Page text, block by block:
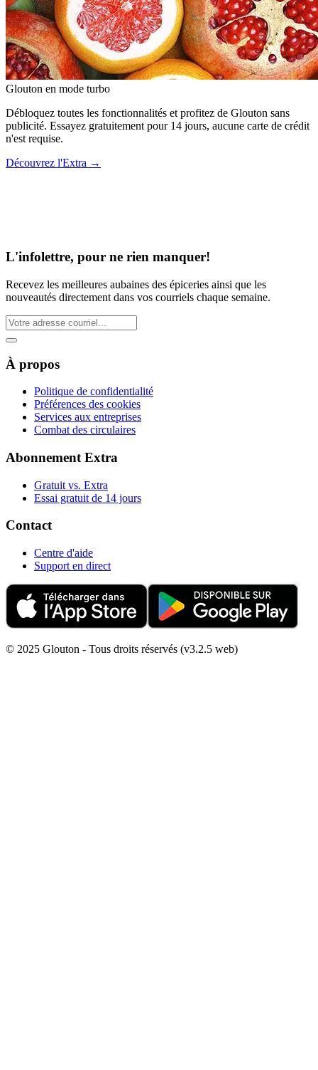
Glouton en mode turbo
Débloquez toutes les fonctionnalités et profitez de Glouton sans
publicité. Essayez gratuitement pour 14 jours, aucune carte de crédit
n'est requise.
Découvrez l'Extra →
L'infolettre, pour ne rien manquer!
Recevez les meilleures aubaines des épiceries ainsi que les
nouveautés directement dans vos courriels chaque semaine.
À propos
Politique de confidentialité
Préférences des cookies
Services aux entreprises
Combat des circulaires
Abonnement Extra
Gratuit vs. Extra
Essai gratuit de 14 jours
Contact
Centre d'aide
Support en direct
© 2025 Glouton - Tous droits réservés (v3.2.5 web)